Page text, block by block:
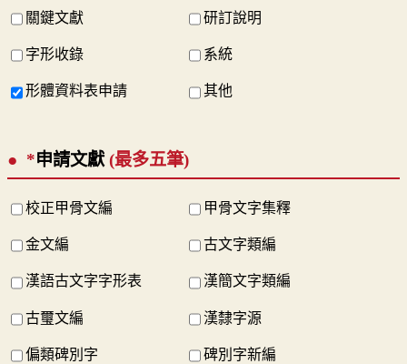
關鍵文獻 研訂說明
字形收錄 系統
形體資料表申請 其他
*申請文獻 (最多五筆)
校正甲骨文編 甲骨文字集釋
金文編 古文字類編
漢語古文字字形表 漢簡文字類編
古璽文編 漢隸字源
偏類碑別字 碑別字新編